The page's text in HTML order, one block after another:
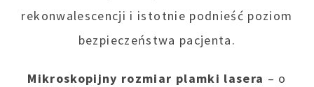
rekonwalescencji i istotnie podnieść poziom
bezpieczeństwa pacjenta.
Mikroskopijny rozmiar plamki lasera – o